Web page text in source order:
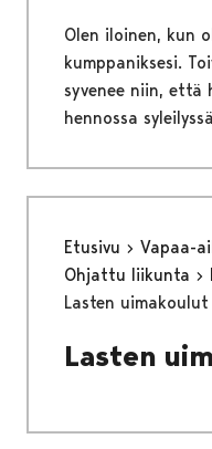
Olen iloinen, kun
kumppaniksesi.
syvenee niin, että
hennossa
Etusivu Vapaa-
Ohjattu liikunta
Lasten uimakoulut
Lasten